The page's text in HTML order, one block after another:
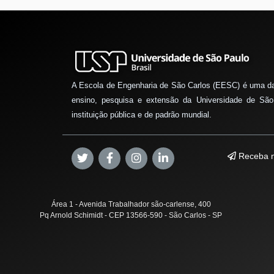
A Escola de Engenharia de São Carlos (EESC) é uma
ensino, pesquisa e extensão da Universidade de
instituição pública e de padrão mundial.
Receba
Área 1 - Avenida Trabalhador são-carlense, 400
Pq Arnold Schimidt - CEP 13566-590 - São Carlos - SP